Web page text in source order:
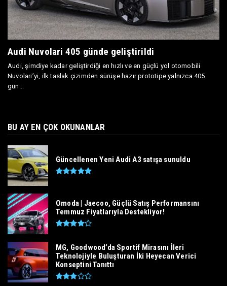
Audi Nuvolari 405 günde geliştirildi
Audi, şimdiye kadar geliştirdiği en hızlı ve en güçlü yol otomobili
Nuvolari’yi, ilk taslak çizimden sürüşe hazır prototipe yalnızca 405
gün...
BU AY EN ÇOK OKUNANLAR
Güncellenen Yeni Audi A3 satışa sunuldu
Omoda | Jaecoo, Güçlü Satış Performansını
Temmuz Fiyatlarıyla Destekliyor!
MG, Goodwood’da Sportif Mirasını İleri
Teknolojiyle Buluşturan İki Heyecan Verici
Konseptini Tanıttı